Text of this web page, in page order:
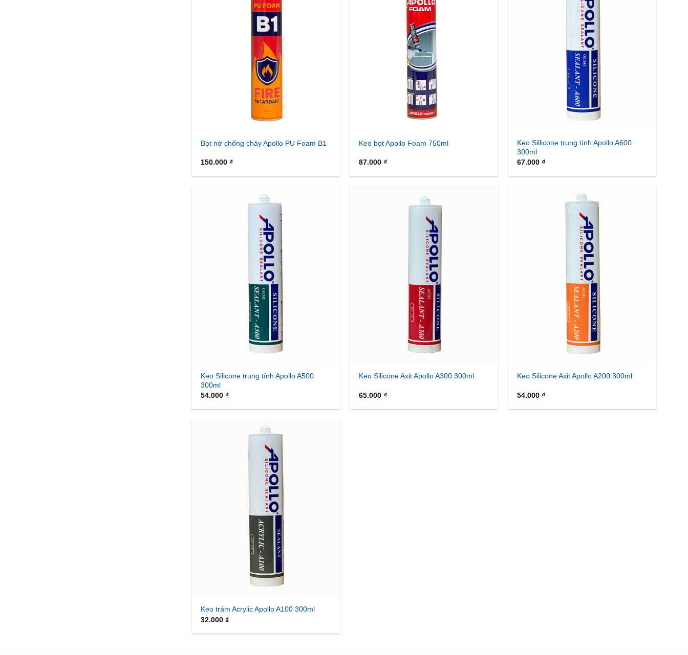
Bọt nở chống cháy Apollo PU Foam B1
150.000 ₫
Keo bọt Apollo Foam 750ml
87.000 ₫
Keo Sillicone trung tính Apollo A600
300ml
67.000 ₫
Keo Silicone trung tính Apollo A500
300ml
54.000 ₫
Keo Silicone Axit Apollo A300 300ml
65.000 ₫
Keo Silicone Axit Apollo A200 300ml
54.000 ₫
Keo trám Acrylic Apollo A100 300ml
32.000 ₫